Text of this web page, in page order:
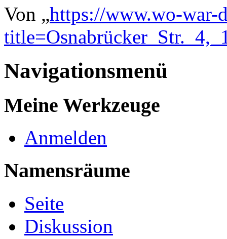
Von „https://www.wo-war-
Navigationsmenü
Meine Werkzeuge
Anmelden
Namensräume
Seite
Diskussion